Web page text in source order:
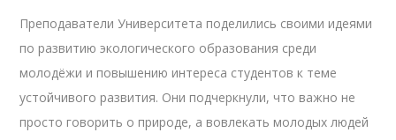
Преподаватели Университета поделились своими идеями
по развитию экологического образования среди
молодёжи и повышению интереса студентов к теме
устойчивого развития. Они подчеркнули, что важно не
просто говорить о природе, а вовлекать молодых людей